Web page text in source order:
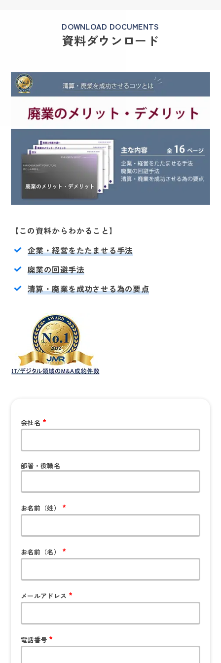
DOWNLOAD DOCUMENTS
資料ダウンロード
【この資料からわかること】
企業・経営をたたませる手法
廃業の回避手法
清算・廃業を成功させる為の要点
会社名 *
部署・役職名
お名前（姓） *
お名前（名） *
メールアドレス *
電話番号 *